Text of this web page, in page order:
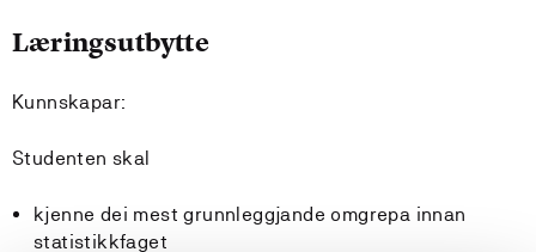
Læringsutbytte
Kunnskapar:
Studenten skal
kjenne dei mest grunnleggjande omgrepa innan
statistikkfaget